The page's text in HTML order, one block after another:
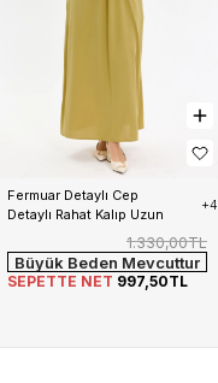
Fermuar Detaylı Cep
Detaylı Rahat Kalıp Uzun
+4
1.330,00TL
Büyük Beden Mevcuttur
SEPETTE NET 997,50TL